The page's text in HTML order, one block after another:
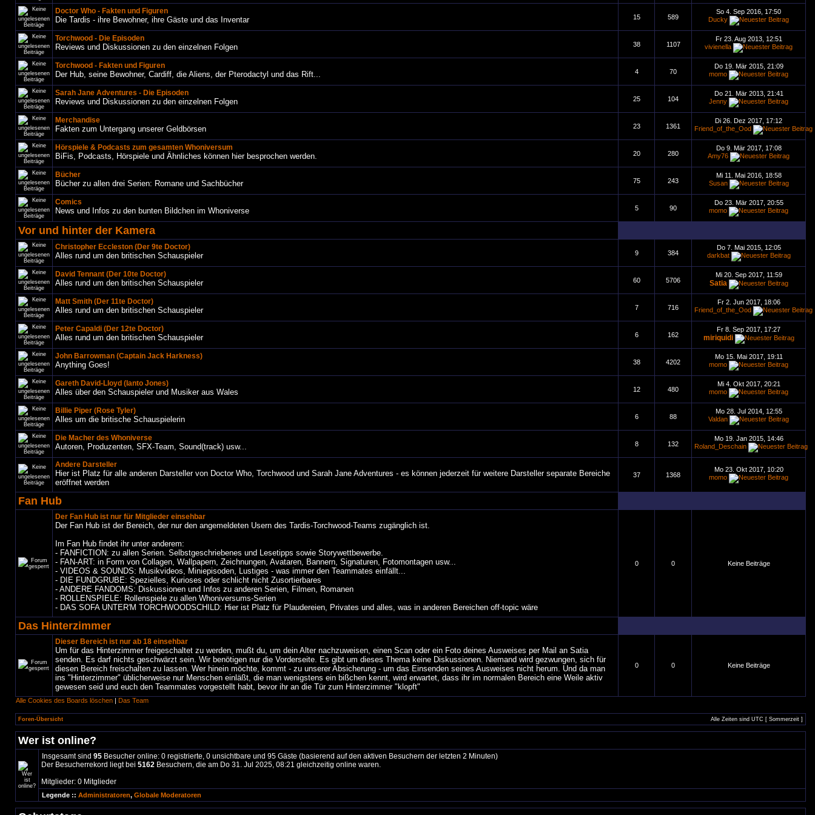
Doctor Who - Fakten und Figuren
Die Tardis - ihre Bewohner, ihre Gäste und das Inventar 15 589
So 4. Sep 2016, 17:50
Ducky
Torchwood - Die Episoden
Reviews und Diskussionen zu den einzelnen Folgen 38 1107
Fr 23. Aug 2013, 12:51
vivienella
Torchwood - Fakten und Figuren
Der Hub, seine Bewohner, Cardiff, die Aliens, der Pterodactyl und das Rift... 4 70
Do 19. Mär 2015, 21:09
momo
Sarah Jane Adventures - Die Episoden
Reviews und Diskussionen zu den einzelnen Folgen 25 104
Do 21. Mär 2013, 21:41
Jenny
Merchandise
Fakten zum Untergang unserer Geldbörsen 23 1361
Di 26. Dez 2017, 17:12
Friend_of_the_Ood
Hörspiele & Podcasts zum gesamten Whoniversum
BiFis, Podcasts, Hörspiele und Ähnliches können hier besprochen werden. 20 280
Do 9. Mär 2017, 17:08
Amy76
Bücher
Bücher zu allen drei Serien: Romane und Sachbücher 75 243
Mi 11. Mai 2016, 18:58
Susan
Comics
News und Infos zu den bunten Bildchen im Whoniverse 5 90
Do 23. Mär 2017, 20:55
momo
Vor und hinter der Kamera
Christopher Eccleston (Der 9te Doctor)
Alles rund um den britischen Schauspieler 9 384
Do 7. Mai 2015, 12:05
darkbat
David Tennant (Der 10te Doctor)
Alles rund um den britischen Schauspieler 60 5706
Mi 20. Sep 2017, 11:59
Satia
Matt Smith (Der 11te Doctor)
Alles rund um den britischen Schauspieler 7 716
Fr 2. Jun 2017, 18:06
Friend_of_the_Ood
Peter Capaldi (Der 12te Doctor)
Alles rund um den britischen Schauspieler 6 162
Fr 8. Sep 2017, 17:27
miriquidi
John Barrowman (Captain Jack Harkness)
Anything Goes! 38 4202
Mo 15. Mai 2017, 19:11
momo
Gareth David-Lloyd (Ianto Jones)
Alles über den Schauspieler und Musiker aus Wales 12 480
Mi 4. Okt 2017, 20:21
momo
Billie Piper (Rose Tyler)
Alles um die britische Schauspielerin 6 88
Mo 28. Jul 2014, 12:55
Valdan
Die Macher des Whoniverse
Autoren, Produzenten, SFX-Team, Sound(track) usw... 8 132
Mo 19. Jan 2015, 14:46
Roland_Deschain
Andere Darsteller
Hier ist Platz für alle anderen Darsteller von Doctor Who, Torchwood und Sarah Jane Adventures - es können jederzeit für weitere Darsteller separate Bereiche
eröffnet werden
37 1368
Mo 23. Okt 2017, 10:20
momo
Fan Hub
Der Fan Hub ist nur für Mitglieder einsehbar
Der Fan Hub ist der Bereich, der nur den angemeldeten Usern des Tardis-Torchwood-Teams zugänglich ist.
Im Fan Hub findet ihr unter anderem:
- FANFICTION: zu allen Serien. Selbstgeschriebenes und Lesetipps sowie Storywettbewerbe.
- FAN-ART: in Form von Collagen, Wallpapern, Zeichnungen, Avataren, Bannern, Signaturen, Fotomontagen usw...
- VIDEOS & SOUNDS: Musikvideos, Miniepisoden, Lustiges - was immer den Teammates einfällt...
- DIE FUNDGRUBE: Spezielles, Kurioses oder schlicht nicht Zusortierbares
- ANDERE FANDOMS: Diskussionen und Infos zu anderen Serien, Filmen, Romanen
- ROLLENSPIELE: Rollenspiele zu allen Whoniversums-Serien
- DAS SOFA UNTER'M TORCHWOODSCHILD: Hier ist Platz für Plaudereien, Privates und alles, was in anderen Bereichen off-topic wäre
0 0 Keine Beiträge
Das Hinterzimmer
Dieser Bereich ist nur ab 18 einsehbar
Um für das Hinterzimmer freigeschaltet zu werden, mußt du, um dein Alter nachzuweisen, einen Scan oder ein Foto deines Ausweises per Mail an Satia
senden. Es darf nichts geschwärzt sein. Wir benötigen nur die Vorderseite. Es gibt um dieses Thema keine Diskussionen. Niemand wird gezwungen, sich für
diesen Bereich freischalten zu lassen. Wer hinein möchte, kommt - zu unserer Absicherung - um das Einsenden seines Ausweises nicht herum. Und da man
ins "Hinterzimmer" üblicherweise nur Menschen einläßt, die man wenigstens ein bißchen kennt, wird erwartet, dass ihr im normalen Bereich eine Weile aktiv
gewesen seid und euch den Teammates vorgestellt habt, bevor ihr an die Tür zum Hinterzimmer "klopft"
0 0 Keine Beiträge
Alle Cookies des Boards löschen | Das Team
Foren-Übersicht Alle Zeiten sind UTC [ Sommerzeit ]
Wer ist online?
Insgesamt sind 95 Besucher online: 0 registrierte, 0 unsichtbare und 95 Gäste (basierend auf den aktiven Besuchern der letzten 2 Minuten)
Der Besucherrekord liegt bei 5162 Besuchern, die am Do 31. Jul 2025, 08:21 gleichzeitig online waren.
Mitglieder: 0 Mitglieder
Legende :: Administratoren, Globale Moderatoren